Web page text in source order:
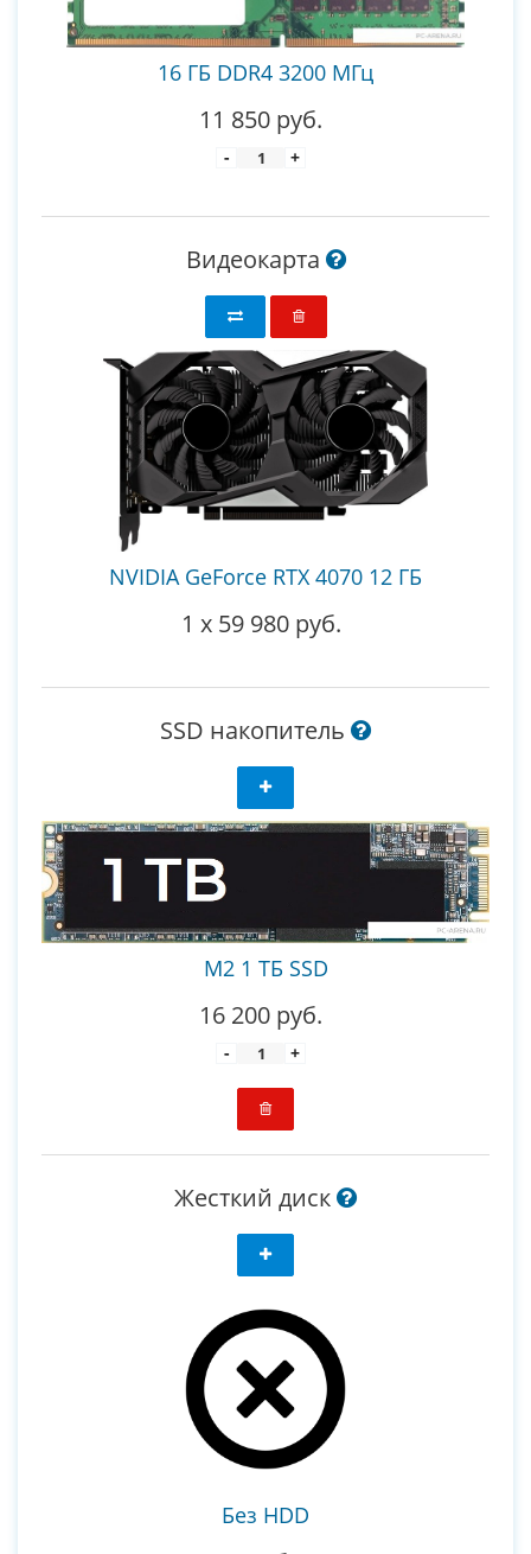
16 ГБ DDR4 3200 МГц
11 850 руб.
- +
Видеокарта
NVIDIA GeForce RTX 4070 12 ГБ
1 x 59 980 руб.
SSD накопитель
M2 1 ТБ SSD
16 200 руб.
- +
Жесткий диск
Без HDD